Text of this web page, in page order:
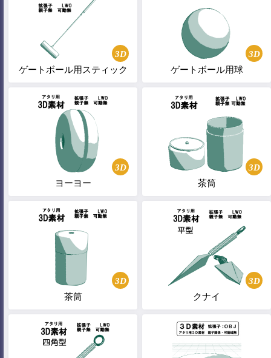
3D
ゲートボール用スティック
3D
ゲートボール用球
3D
ヨーヨー
3D
茶筒
3D
茶筒
3D
クナイ